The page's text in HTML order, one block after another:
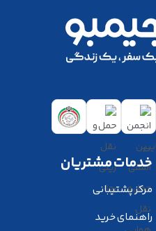
خدمات مشتریان
مرکز پشتیبانی
راهنمای خرید